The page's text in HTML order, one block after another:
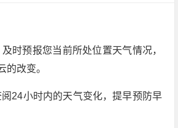
时预报您当前所处位置天气情况，
的改变。
24小时内的天气变化，提早预防早